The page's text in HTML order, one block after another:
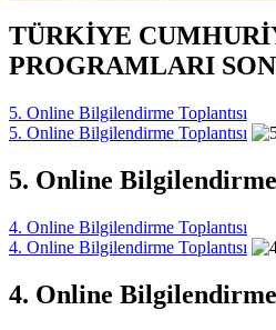
TÜRKİYE
PROGRAMLARI
5. Online Bilgilendirme Toplantısı
5. Online Bilgilendirme Toplantısı
5. Online Bilgilendirme
4. Online Bilgilendirme Toplantısı
4. Online Bilgilendirme Toplantısı
4. Online Bilgilendirme